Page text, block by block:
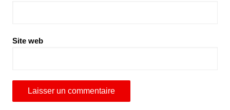
Site web